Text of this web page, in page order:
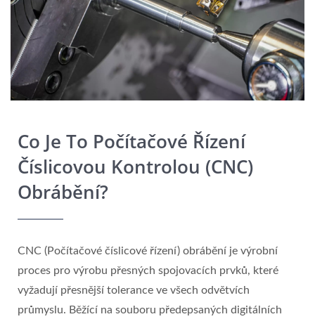
Co Je To Počítačové Řízení
Číslicovou Kontrolou (CNC)
Obrábění?
CNC (Počítačové číslicové řízení) obrábění je výrobní
proces pro výrobu přesných spojovacích prvků, které
vyžadují přesnější tolerance ve všech odvětvích
průmyslu. Běžící na souboru předepsaných digitálních